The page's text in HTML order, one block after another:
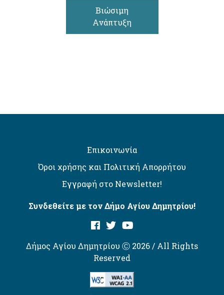
Βιώσιμη
Ανάπτυξη
Επικοινωνία
Όροι χρήσης και Πολιτική Απορρήτου
Εγγραφή στο Newsletter!
Συνδεθείτε με τον Δήμο Αγίου Δημητρίου!
Δήμος Αγίου Δημητρίου Ⓒ 2026 / All Rights
Reserved